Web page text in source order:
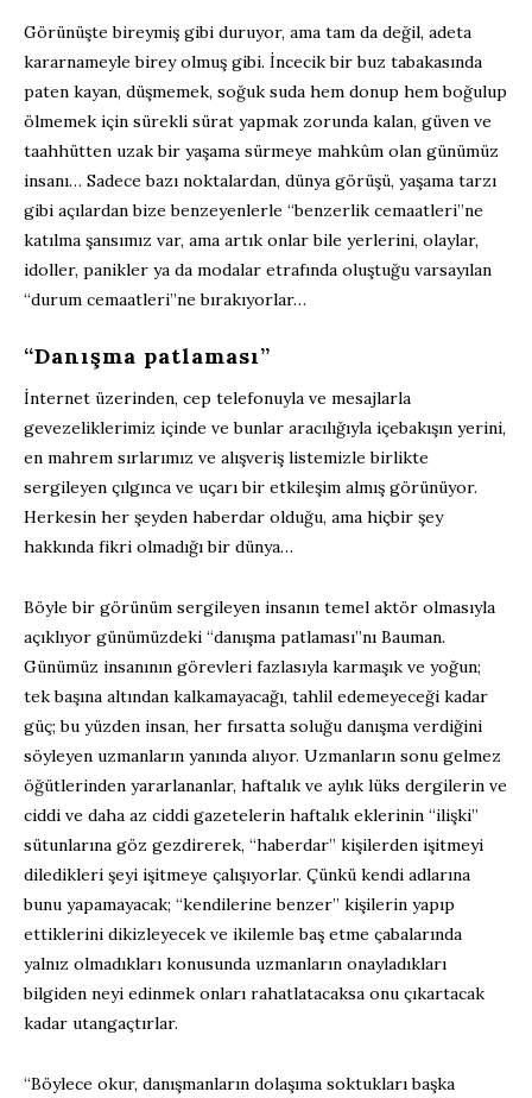
Görünüşte bireymiş gibi duruyor, ama tam da değil, adeta
kararnameyle birey olmuş gibi. İncecik bir buz tabakasında
paten kayan, düşmemek, soğuk suda hem donup hem boğulup
ölmemek için sürekli sürat yapmak zorunda kalan, güven ve
taahhütten uzak bir yaşama sürmeye mahkûm olan günümüz
insanı… Sadece bazı noktalardan, dünya görüşü, yaşama tarzı
gibi açılardan bize benzeyenlerle “benzerlik cemaatleri”ne
katılma şansımız var, ama artık onlar bile yerlerini, olaylar,
idoller, panikler ya da modalar etrafında oluştuğu varsayılan
“durum cemaatleri”ne bırakıyorlar…
“Danışma patlaması”
İnternet üzerinden, cep telefonuyla ve mesajlarla
gevezeliklerimiz içinde ve bunlar aracılığıyla içebakışın yerini,
en mahrem sırlarımız ve alışveriş listemizle birlikte
sergileyen çılgınca ve uçarı bir etkileşim almış görünüyor.
Herkesin her şeyden haberdar olduğu, ama hiçbir şey
hakkında fikri olmadığı bir dünya…
Böyle bir görünüm sergileyen insanın temel aktör olmasıyla
açıklıyor günümüzdeki “danışma patlaması”nı Bauman.
Günümüz insanının görevleri fazlasıyla karmaşık ve yoğun;
tek başına altından kalkamayacağı, tahlil edemeyeceği kadar
güç; bu yüzden insan, her fırsatta soluğu danışma verdiğini
söyleyen uzmanların yanında alıyor. Uzmanların sonu gelmez
öğütlerinden yararlananlar, haftalık ve aylık lüks dergilerin ve
ciddi ve daha az ciddi gazetelerin haftalık eklerinin “ilişki”
sütunlarına göz gezdirerek, “haberdar” kişilerden işitmeyi
diledikleri şeyi işitmeye çalışıyorlar. Çünkü kendi adlarına
bunu yapamayacak; “kendilerine benzer” kişilerin yapıp
ettiklerini dikizleyecek ve ikilemle baş etme çabalarında
yalnız olmadıkları konusunda uzmanların onayladıkları
bilgiden neyi edinmek onları rahatlatacaksa onu çıkartacak
kadar utangaçtırlar.
“Böylece okur, danışmanların dolaşıma soktukları başka